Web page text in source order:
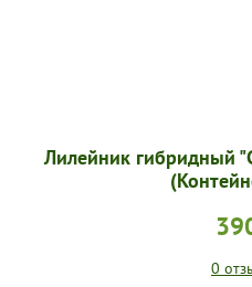
Лилейник гибридный
0